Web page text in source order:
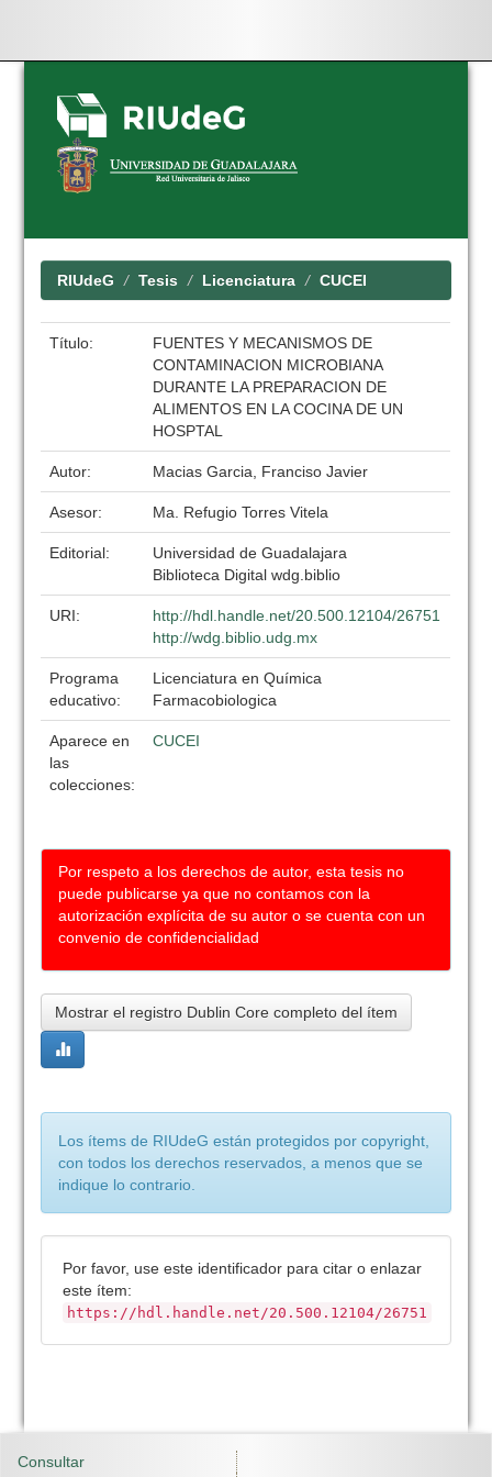
Skip
navigation
RIUdeG Tesis Licenciatura CUCEI
Título:
FUENTES Y MECANISMOS DE
CONTAMINACION MICROBIANA
DURANTE LA PREPARACION DE
ALIMENTOS EN LA COCINA DE UN
HOSPTAL
Autor: Macias Garcia, Franciso Javier
Asesor: Ma. Refugio Torres Vitela
Editorial:
Universidad de Guadalajara
Biblioteca Digital wdg.biblio
URI:
http://hdl.handle.net/20.500.12104/26751
http://wdg.biblio.udg.mx
Programa
educativo:
Licenciatura en Química
Farmacobiologica
Aparece en
las
colecciones:
CUCEI
Por respeto a los derechos de autor, esta tesis no
puede publicarse ya que no contamos con la
autorización explícita de su autor o se cuenta con un
convenio de confidencialidad
Mostrar el registro Dublin Core completo del ítem
Los ítems de RIUdeG están protegidos por copyright,
con todos los derechos reservados, a menos que se
indique lo contrario.
Por favor, use este identificador para citar o enlazar
este ítem:
https://hdl.handle.net/20.500.12104/26751
Consultar